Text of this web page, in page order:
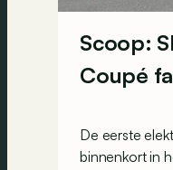
Scoop:
Coupé
De eerste
binnenkort in